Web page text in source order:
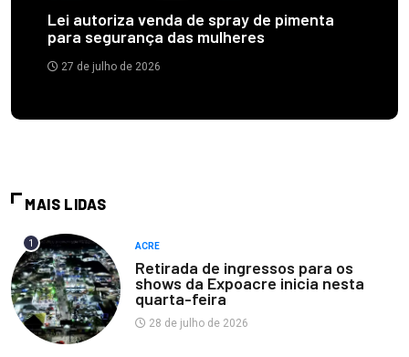
Lei autoriza venda de spray de pimenta
para segurança das mulheres
27 de julho de 2026
MAIS LIDAS
1 ACRE
Retirada de ingressos para os
shows da Expoacre inicia nesta
quarta-feira
28 de julho de 2026